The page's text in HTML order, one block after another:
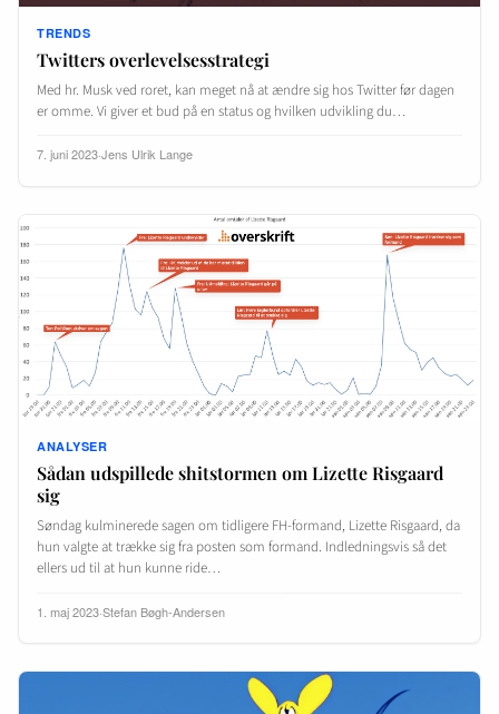
TRENDS
Twitters overlevelsesstrategi
Med hr. Musk ved roret, kan meget nå at ændre sig hos Twitter før dagen
er omme. Vi giver et bud på en status og hvilken udvikling du…
7. juni 2023·Jens Ulrik Lange
ANALYSER
Sådan udspillede shitstormen om Lizette Risgaard
sig
Søndag kulminerede sagen om tidligere FH-formand, Lizette Risgaard, da
hun valgte at trække sig fra posten som formand. Indledningsvis så det
ellers ud til at hun kunne ride…
1. maj 2023·Stefan Bøgh-Andersen